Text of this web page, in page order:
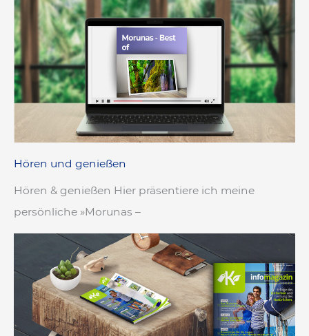
Hören und genießen
Hören & genießen Hier präsentiere ich meine
persönliche »Morunas –